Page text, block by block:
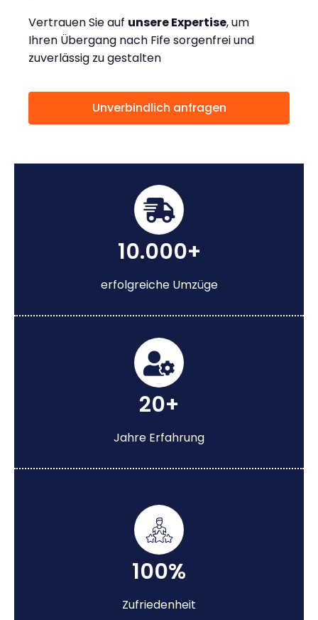
Vertrauen Sie auf unsere Expertise, um
Ihren Übergang nach Fife sorgenfrei und
zuverlässig zu gestalten
Unverbindlich anfragen
10.000+
erfolgreiche Umzüge
20+
Jahre Erfahrung
100%
Zufriedenheit